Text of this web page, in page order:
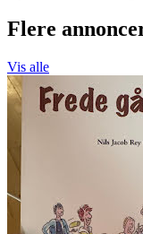
Flere
Vis alle